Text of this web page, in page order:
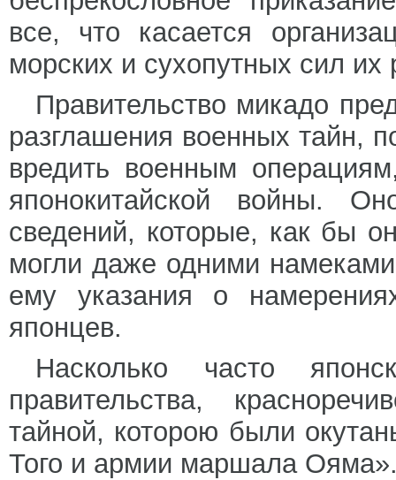
все, что касается
морских и сухопутных сил их
Правительство микадо
разглашения военных тайн,
вредить военным
японокитайской войны.
сведений, которые, как бы
могли даже одними
ему указания о
японцев.
Насколько часто
правительства,
тайной, которою были
Того и армии маршала